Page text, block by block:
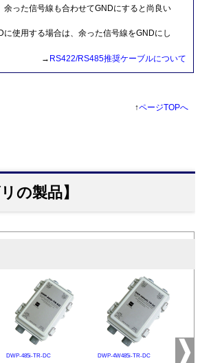
余った信号線も合わせてGNDにすると尚良い
に使用する場合は、余った信号線をGNDにし
→ RS422/RS485推奨ケーブルについて
↑ページTOPへ
の製品】
DWP-485i-TR-DC
DWP-4W485i-TR-DC